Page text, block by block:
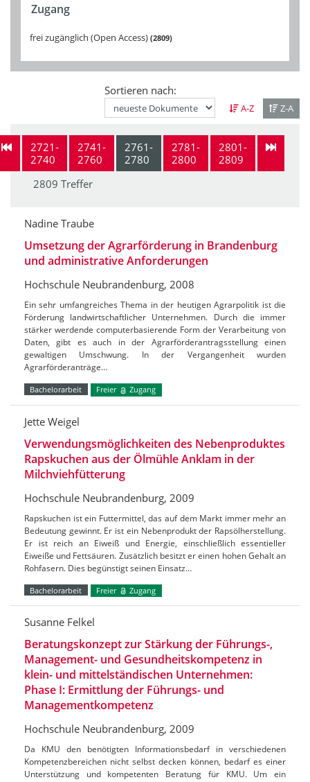
Zugang
frei zugänglich (Open Access) 2809
Sortieren nach:
A-Z Z-A
2721-
2740
2741-
2760
2761-
2780
2781-
2800
2801-
2809
2809 Treffer
Nadine Traube
Umsetzung der Agrarförderung in Brandenburg
und administrative Anforderungen
Hochschule Neubrandenburg, 2008
Ein sehr umfangreiches Thema in der heutigen Agrarpolitik ist die
Förderung landwirtschaftlicher Unternehmen. Durch die immer
stärker werdende computerbasierende Form der Verarbeitung von
Daten, gibt es auch in der Agrarförderantragsstellung einen
gewaltigen Umschwung. In der Vergangenheit wurden
Agrarförderanträge…
Bachelorarbeit Freier Zugang
Jette Weigel
Verwendungsmöglichkeiten des Nebenproduktes
Rapskuchen aus der Ölmühle Anklam in der
Milchviehfütterung
Hochschule Neubrandenburg, 2009
Rapskuchen ist ein Futtermittel, das auf dem Markt immer mehr an
Bedeutung gewinnt. Er ist ein Nebenprodukt der Rapsölherstellung.
Er ist reich an Eiweiß und Energie, einschließlich essentieller
Eiweiße und Fettsäuren. Zusätzlich besitzt er einen hohen Gehalt an
Rohfasern. Dies begünstigt seinen Einsatz…
Bachelorarbeit Freier Zugang
Susanne Felkel
Beratungskonzept zur Stärkung der Führungs-,
Management- und Gesundheitskompetenz in
klein- und mittelständischen Unternehmen:
Phase I: Ermittlung der Führungs- und
Managementkompetenz
Hochschule Neubrandenburg, 2009
Da KMU den benötigten Informationsbedarf in verschiedenen
Kompetenzbereichen nicht selbst decken können, bedarf es einer
Unterstützung und kompetenten Beratung für KMU. Um ein